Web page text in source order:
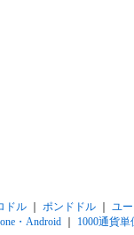
ドル｜ ポンドドル｜ ユ
・Android 1000通貨単